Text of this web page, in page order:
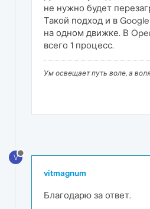
не нужно будет
Такой подход и в
на одном движке. В
всего 1 процесс.
Ум освещает путь воле, а
V
vitmagnum
Благодарю за ответ.